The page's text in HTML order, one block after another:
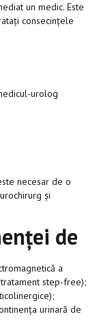
un medic. Este
consecințele
urolog
necesar de o
și
de
a
step-free);
urinară de